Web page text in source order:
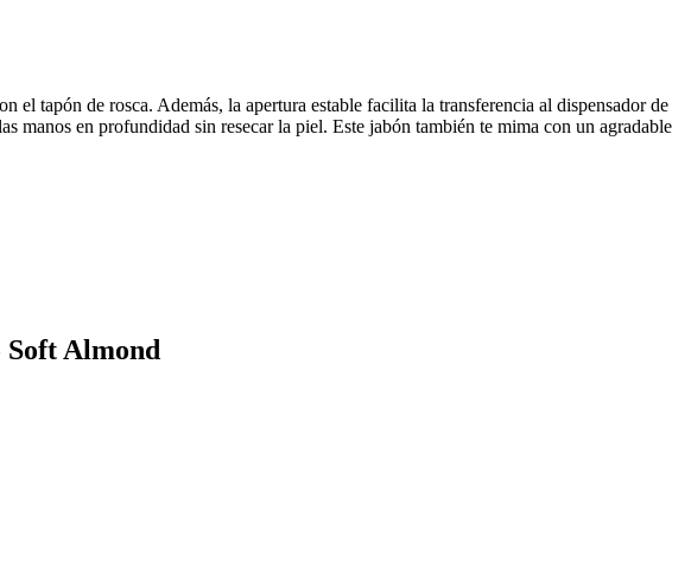
tapón de rosca. Además, la apertura estable facilita la transferencia al dispensador de
manos en profundidad sin resecar la piel. Este jabón también te mima con un agradable
Almond